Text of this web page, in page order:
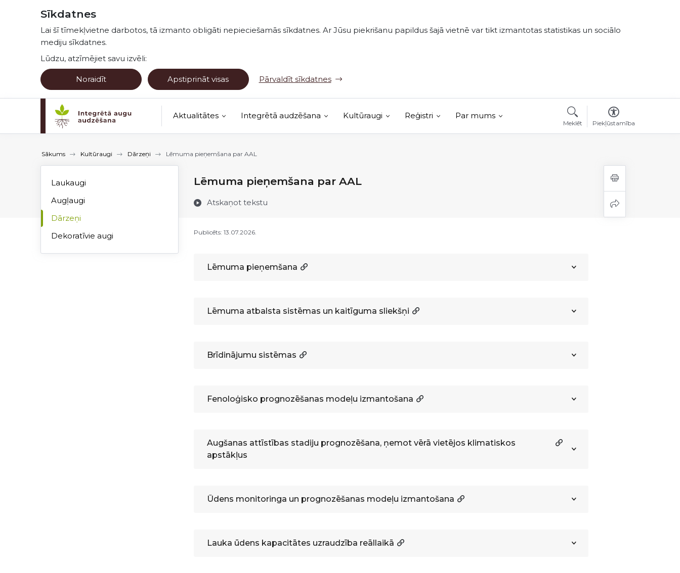
Sīkdatnes
Lai šī tīmekļvietne darbotos, tā izmanto obligāti nepieciešamās sīkdatnes. Ar Jūsu piekrišanu papildus šajā vietnē var tikt izmantotas statistikas un sociālo
mediju sīkdatnes.
Lūdzu, atzīmējiet savu izvēli:
Noraidīt Apstiprināt visas Pārvaldīt sīkdatnes
Aktualitātes Integrētā audzēšana Kultūraugi Reģistri Par mums
Kultūraugu novērojumu karte
Meklēt Piekļūstamība
Sākums Kultūraugi Dārzeņi Lēmuma pieņemšana par AAL
Lēmuma pieņemšana par AAL
Atskaņot tekstu
Laukaugi
Augļaugi
Dārzeņi
Dekoratīvie augi
Publicēts: 13.07.2026.
Lēmuma pieņemšana
Lēmuma atbalsta sistēmas un kaitīguma sliekšņi
Brīdinājumu sistēmas
Fenoloģisko prognozēšanas modeļu izmantošana
Augšanas attīstības stadiju prognozēšana, ņemot vērā vietējos klimatiskos
apstākļus
Ūdens monitoringa un prognozēšanas modeļu izmantošana
Lauka ūdens kapacitātes uzraudzība reāllaikā